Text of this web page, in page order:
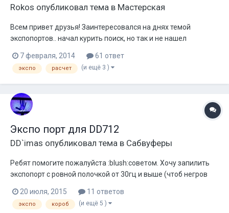
Rokos опубликовал тема в Мастерская
Всем привет друзья! Заинтересовался на днях темой
экспопортов.. начал курить поиск, но так и не нашел
огрызки, поэтому решил создать эту тему! Надеюсь, если
каждый из тех, кому есть что рассказать и поделится не
останется равнодушным, а поможет, те...
7 февраля, 2014 61 ответ
экспо расчет (и ещё 3 )
Экспо порт для DD712
DD`imas опубликовал тема в Сабвуферы
Ребят помогите пожалуйста :blush:советом. Хочу запилить
экспопорт с ровной полочкой от 30гц и выше (чтоб негров
shop.ru/katalog/catalog/11-
catalog#!/~/category/id=8216240&offset=0&sort=normal Авто
20 июля, 2015 11 ответов
экспо короб (и ещё 5 )